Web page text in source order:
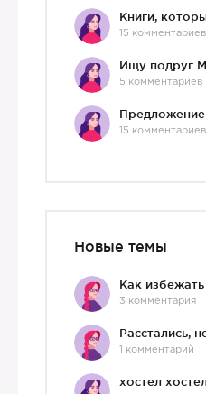
15 комментариев
5 комментариев
15 комментариев
Новые темы
Как
3 комментария
1 комментарий
хостел